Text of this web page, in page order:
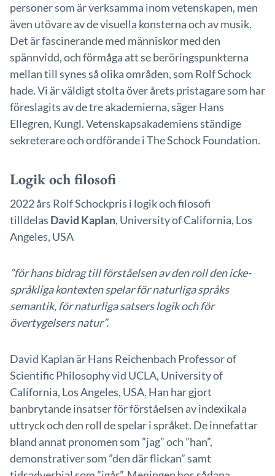
personer som är verksamma inom vetenskapen, men
även utövare av de visuella konsterna och av musik.
Det är fascinerande med människor med den
spännvidd, och förmåga att se beröringspunkterna
mellan till synes så olika områden, som Rolf Schock
hade. Vi är väldigt stolta över årets pristagare som har
föreslagits av de tre akademierna, säger Hans
Ellegren, Kungl. Vetenskapsakademiens ständige
sekreterare och ordförande i The Schock Foundation.
Logik och filosofi
2022 års Rolf Schockpris i logik och filosofi
tilldelas David Kaplan, University of California, Los
Angeles, USA
”för hans bidrag till förståelsen av den roll den icke-
språkliga kontexten spelar för naturliga språks
semantik, för naturliga satsers logik och för
övertygelsers natur”.
David Kaplan är Hans Reichenbach Professor of
Scientific Philosophy vid UCLA, University of
California, Los Angeles, USA. Han har gjort
banbrytande insatser för förståelsen av indexikala
uttryck och den roll de spelar i språket. De innefattar
bland annat pronomen som ”jag” och ”han”,
demonstrativer som ”den där flickan” samt